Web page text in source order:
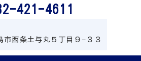
421-4611
市西条土与丸５丁目９−３３